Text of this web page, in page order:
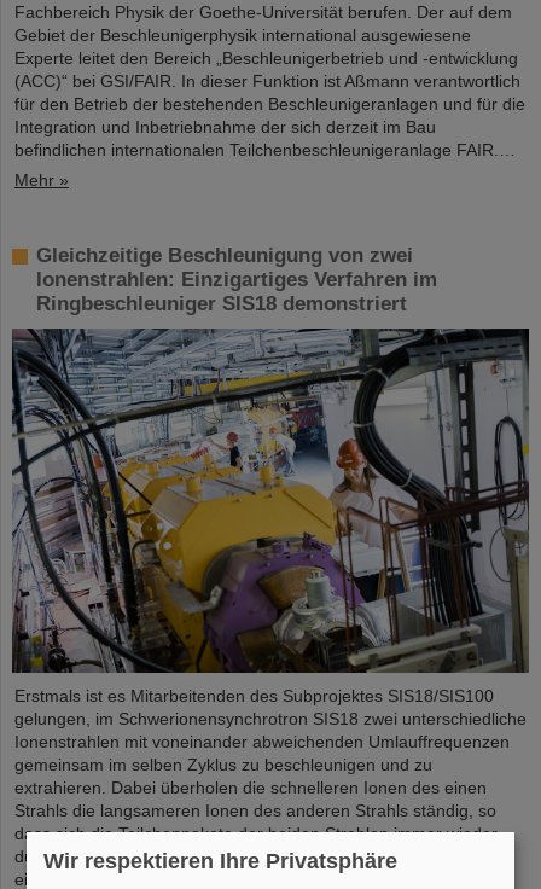
Fachbereich Physik der Goethe-Universität berufen. Der auf dem
Gebiet der Beschleunigerphysik international ausgewiesene
Experte leitet den Bereich „Beschleunigerbetrieb und -entwicklung
(ACC)“ bei GSI/FAIR. In dieser Funktion ist Aßmann verantwortlich
für den Betrieb der bestehenden Beschleunigeranlagen und für die
Integration und Inbetriebnahme der sich derzeit im Bau
befindlichen internationalen Teilchenbeschleunigeranlage FAIR.…
Mehr »
Gleichzeitige Beschleunigung von zwei
Ionenstrahlen: Einzigartiges Verfahren im
Ringbeschleuniger SIS18 demonstriert
Erstmals ist es Mitarbeitenden des Subprojektes SIS18/SIS100
gelungen, im Schwerionensynchrotron SIS18 zwei unterschiedliche
Ionenstrahlen mit voneinander abweichenden Umlauffrequenzen
gemeinsam im selben Zyklus zu beschleunigen und zu
extrahieren. Dabei überholen die schnelleren Ionen des einen
Strahls die langsameren Ionen des anderen Strahls ständig, so
dass sich die Teilchenpakete der beiden Strahlen immer wieder
durchdringen. Dieses weltweit einmalige Verfahren unterstreicht
eindrucksvoll…
Wir respektieren Ihre Privatsphäre